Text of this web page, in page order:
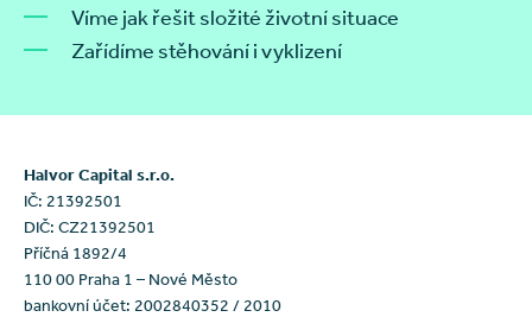
Víme jak řešit složité životní situace
Zařídíme stěhování i vyklizení
Halvor Capital s.r.o.
IČ: 21392501
DIČ: CZ21392501
Příčná 1892/4
110 00 Praha 1 – Nové Město
bankovní účet: 2002840352 / 2010